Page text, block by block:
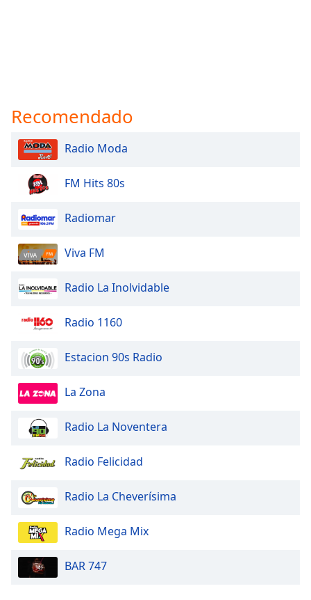
Recomendado
Radio Moda
FM Hits 80s
Radiomar
Viva FM
Radio La Inolvidable
Radio 1160
Estacion 90s Radio
La Zona
Radio La Noventera
Radio Felicidad
Radio La Cheverísima
Radio Mega Mix
BAR 747